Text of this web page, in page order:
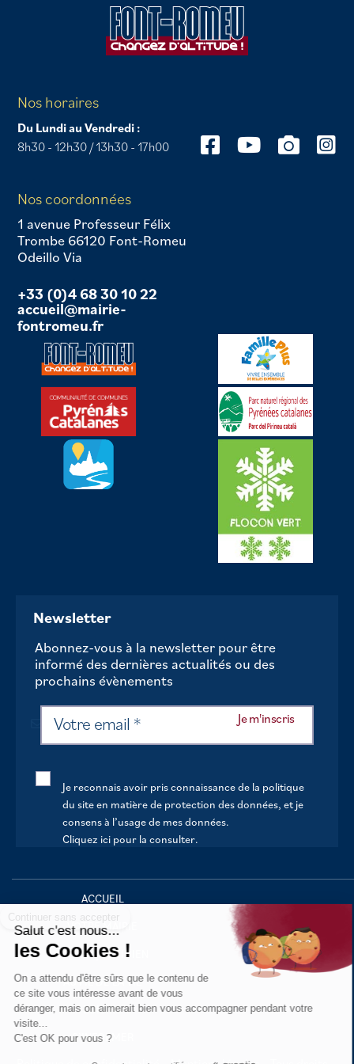
Nos horaires
Du Lundi au Vendredi :
8h30 - 12h30 / 13h30 - 17h00
Nos coordonnées
1 avenue Professeur Félix
Trombe 66120 Font-Romeu
Odeillo Via
+33 (0)4 68 30 10 22
accueil@mairie-
fontromeu.fr
Newsletter
Abonnez-vous à la newsletter pour être
informé des dernières actualités ou des
prochains évènements
Je reconnais avoir pris connaissance de la politique
du site en matière de protection des données, et je
consens à l’usage de mes données.
Cliquez ici pour la consulter.
ACCUEIL
VOTRE MAIRIE
VOTRE QUOTIDIEN
AU FIL DE LA VIE
LOISIRS
S’INFORMER
Salut c'est nous...
les Cookies !
On a attendu d'être sûrs que le contenu de
ce site vous intéresse avant de vous
déranger, mais on aimerait bien vous accompagner pendant votre
visite...
C'est OK pour vous ?